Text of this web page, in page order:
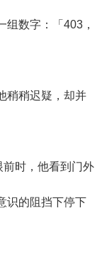
数字：「403，
稍迟疑，却并
时，他看到门外
识的阻挡下停下